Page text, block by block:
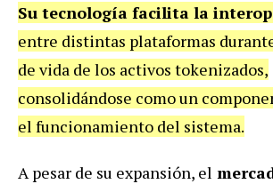
Su tecnología facilita la
entre distintas plataformas
de vida de los activos tokenizados,
consolidándose como un
el funcionamiento del sistema.
A pesar de su expansión, el